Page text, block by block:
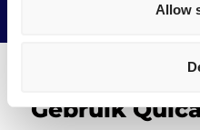
Allow
Gebruik